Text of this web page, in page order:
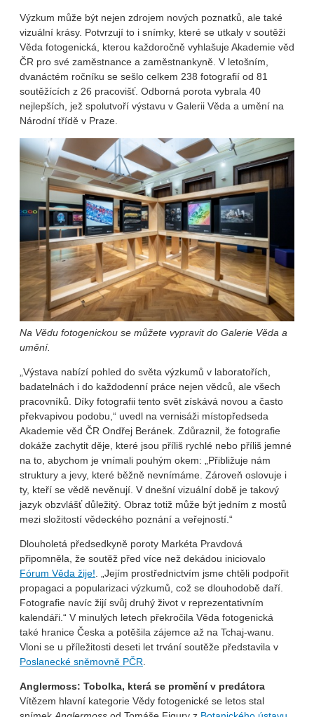
Výzkum může být nejen zdrojem nových poznatků, ale také
vizuální krásy. Potvrzují to i snímky, které se utkaly v soutěži
Věda fotogenická, kterou každoročně vyhlašuje Akademie věd
ČR pro své zaměstnance a zaměstnankyně. V letošním,
dvanáctém ročníku se sešlo celkem 238 fotografií od 81
soutěžících z 26 pracovišť. Odborná porota vybrala 40
nejlepších, jež spolutvoří výstavu v Galerii Věda a umění na
Národní třídě v Praze.
Na Vědu fotogenickou se můžete vypravit do Galerie Věda a
umění.
„Výstava nabízí pohled do světa výzkumů v laboratořích,
badatelnách i do každodenní práce nejen vědců, ale všech
pracovníků. Díky fotografii tento svět získává novou a často
překvapivou podobu,“ uvedl na vernisáži místopředseda
Akademie věd ČR Ondřej Beránek. Zdůraznil, že fotografie
dokáže zachytit děje, které jsou příliš rychlé nebo příliš jemné
na to, abychom je vnímali pouhým okem: „Přibližuje nám
struktury a jevy, které běžně nevnímáme. Zároveň oslovuje i
ty, kteří se vědě nevěnují. V dnešní vizuální době je takový
jazyk obzvlášť důležitý. Obraz totiž může být jedním z mostů
mezi složitostí vědeckého poznání a veřejností.“
Dlouholetá předsedkyně poroty Markéta Pravdová
připomněla, že soutěž před více než dekádou iniciovalo
Fórum Věda žije! . „Jejím prostřednictvím jsme chtěli podpořit
propagaci a popularizaci výzkumů, což se dlouhodobě daří.
Fotografie navíc žijí svůj druhý život v reprezentativním
kalendáři.“ V minulých letech překročila Věda fotogenická
také hranice Česka a potěšila zájemce až na Tchaj-wanu.
Vloni se u příležitosti deseti let trvání soutěže představila v
Poslanecké sněmovně PČR
Anglermoss: Tobolka, která se promění v predátora
Vítězem hlavní kategorie Vědy fotogenické se letos stal